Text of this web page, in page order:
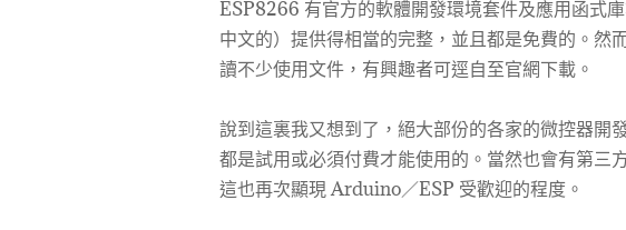
ESP8266 有官方的軟體開發環境套件及應用函式
中文的）提供得相當的完整，並且都是免費的。然
讀不少使用文件，有興趣者可逕自至官網下載。
說到這裏我又想到了，絕大部份的各家的微控器開
都是試用或必須付費才能使用的。當然也會有第三
這也再次顯現 Arduino／ESP 受歡迎的程度。